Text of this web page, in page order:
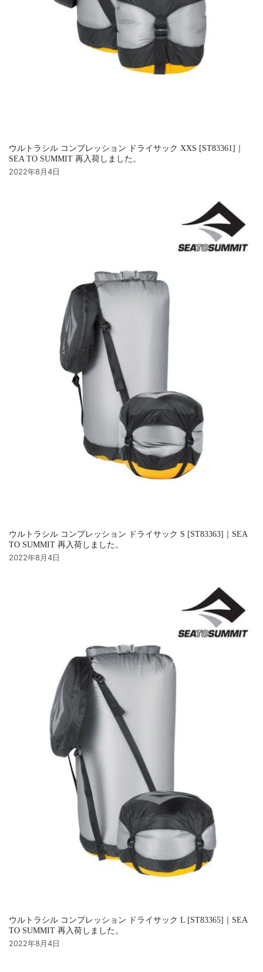
ウルトラシル コンプレッション ドライサック XXS [ST83361]｜
SEA TO SUMMIT 再入荷しました。
2022年8月4日
ウルトラシル コンプレッション ドライサック S [ST83363]｜SEA
TO SUMMIT 再入荷しました。
2022年8月4日
ウルトラシル コンプレッション ドライサック L [ST83365]｜SEA
TO SUMMIT 再入荷しました。
2022年8月4日